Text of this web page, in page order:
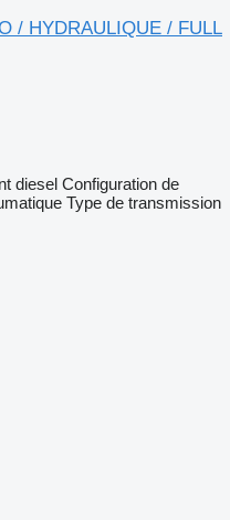
/ HYDRAULIQUE / FULL
diesel Configuration de
Type de transmission